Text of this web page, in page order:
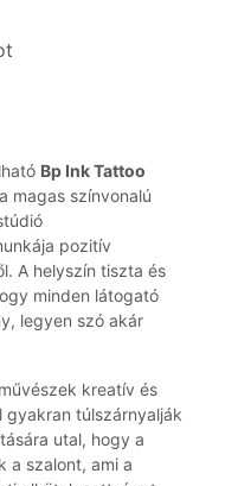
Bp Ink Tattoo
magas színvonalú
pozitív
A helyszín tiszta és
minden látogató
legyen szó akár
kreatív és
gyakran túlszárnyalják
utal, hogy a
a szalont, ami a